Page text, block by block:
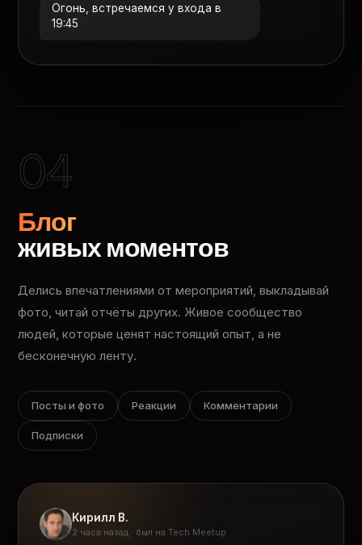
Огонь, встречаемся у входа в
19:45
04
Блог
живых моментов
Делись впечатлениями от мероприятий, выкладывай
фото, читай отчёты других. Живое сообщество
людей, которые ценят настоящий опыт, а не
бесконечную ленту.
Посты и фото Реакции Комментарии
Подписки
Кирилл В.
2 часа назад · был на Tech Meetup